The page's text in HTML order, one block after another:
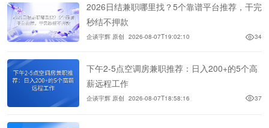
2026日结兼职哪里找？5个靠谱平台推荐，干完
秒结不押款
企谈宇辉 原创 2026-08-07T19:02:10 34
下午2-5点空调房兼职推荐：日入200+的5个高
薪远程工作
企谈宇辉 原创 2026-08-07T18:58:16 37